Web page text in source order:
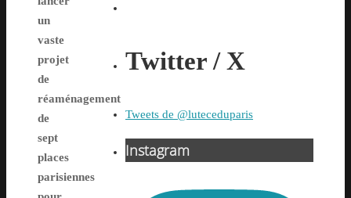
un
vaste
projet
de
réaménagement
de
sept
places
parisiennes
Twitter / X
Tweets de @luteceduparis
Instagram